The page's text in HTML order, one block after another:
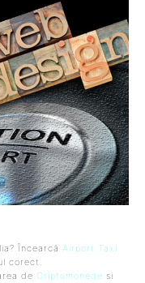
Încearcă Airport Taxi
corect.
de Criptomonede si